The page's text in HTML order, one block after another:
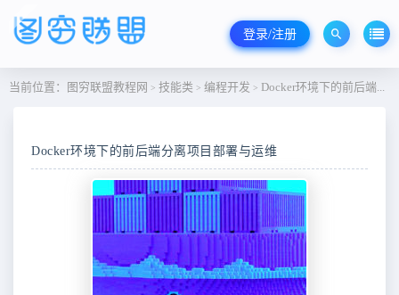
登录/注册
当前位置： 图穷联盟教程网 > 技能类 > 编程开发 > Docker环境下的前后端分离项目部署与运维
Docker环境下的前后端分离项目部署与运维